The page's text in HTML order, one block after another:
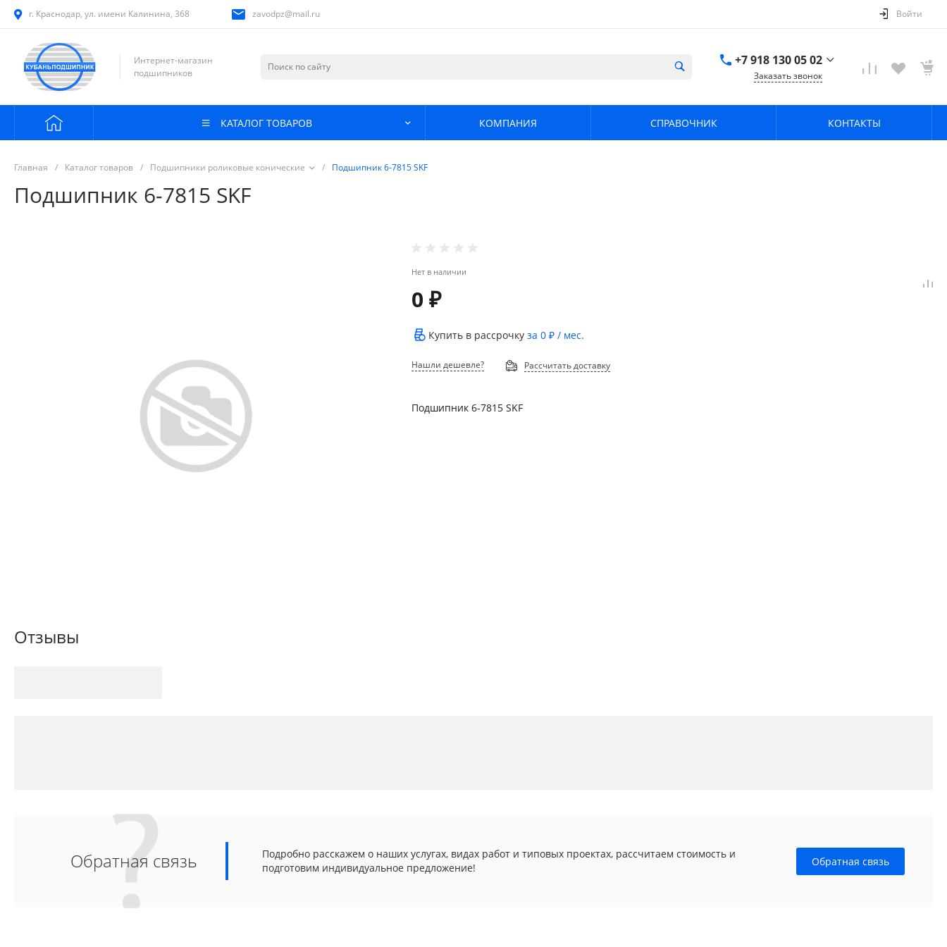
г. Краснодар, ул. имени Калинина, 368 zavodpz@mail.ru Войти
Интернет-магазин
подшипников
+7 918 130 05 02
Заказать звонок
КАТАЛОГ ТОВАРОВ КОМПАНИЯ СПРАВОЧНИК КОНТАКТЫ
Главная / Каталог товаров / Подшипники роликовые конические / Подшипник 6-7815 SKF
Подшипник 6-7815 SKF
Нет в наличии
0 ₽
Купить в рассрочкуза0 ₽ / мес.
Нашли дешевле? Рассчитать доставку
Подшипник 6-7815 SKF
Отзывы
Обратная связь
Подробно расскажем о наших услугах, видах работ и типовых проектах, рассчитаем стоимость и
подготовим индивидуальное предложение!
Обратная связь